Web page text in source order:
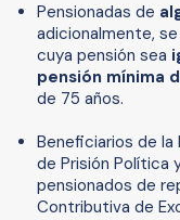
Pensionadas de
adicionalmente,
cuya pensión sea
pensión mínima
de 75 años.
Beneficiarios de la
de Prisión Política
pensionados de
Contributiva de